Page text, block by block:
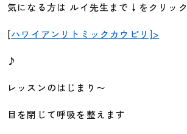
気になる方は ルイ先生まで↓をクリック
[ハワイアンリトミックカウピリ]>
♪
レッスンのはじまり〜
目を閉じて呼吸を整えます